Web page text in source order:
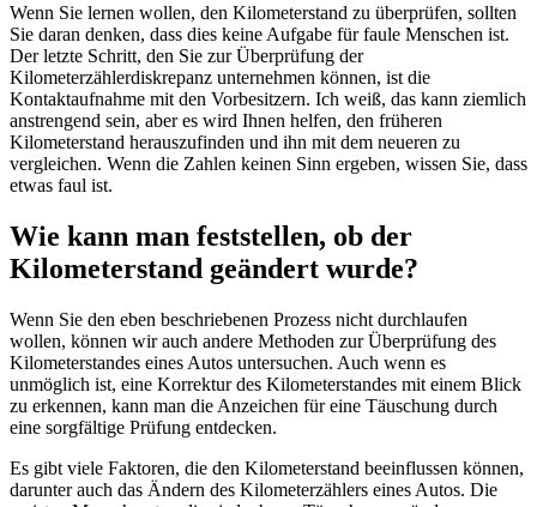
Wenn Sie lernen wollen, den Kilometerstand zu überprüfen, sollten
Sie daran denken, dass dies keine Aufgabe für faule Menschen ist.
Der letzte Schritt, den Sie zur Überprüfung der
Kilometerzählerdiskrepanz unternehmen können, ist die
Kontaktaufnahme mit den Vorbesitzern. Ich weiß, das kann ziemlich
anstrengend sein, aber es wird Ihnen helfen, den früheren
Kilometerstand herauszufinden und ihn mit dem neueren zu
vergleichen. Wenn die Zahlen keinen Sinn ergeben, wissen Sie, dass
etwas faul ist.
Wie kann man feststellen, ob der
Kilometerstand geändert wurde?
Wenn Sie den eben beschriebenen Prozess nicht durchlaufen
wollen, können wir auch andere Methoden zur Überprüfung des
Kilometerstandes eines Autos untersuchen. Auch wenn es
unmöglich ist, eine Korrektur des Kilometerstandes mit einem Blick
zu erkennen, kann man die Anzeichen für eine Täuschung durch
eine sorgfältige Prüfung entdecken.
Es gibt viele Faktoren, die den Kilometerstand beeinflussen können,
darunter auch das Ändern des Kilometerzählers eines Autos. Die